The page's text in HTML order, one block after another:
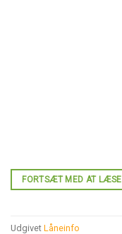
FORTSÆT MED AT LÆSE
Udgivet Låneinfo